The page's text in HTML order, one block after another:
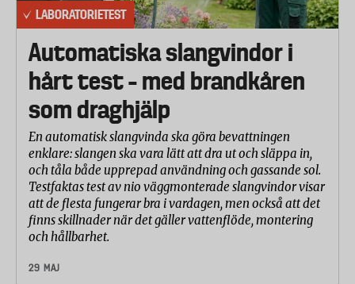
LABORATORIETEST
Automatiska slangvindor i
hårt test – med brandkåren
som draghjälp
En automatisk slangvinda ska göra bevattningen
enklare: slangen ska vara lätt att dra ut och släppa in,
och tåla både upprepad användning och gassande sol.
Testfaktas test av nio väggmonterade slangvindor visar
att de flesta fungerar bra i vardagen, men också att det
finns skillnader när det gäller vattenflöde, montering
och hållbarhet.
29 MAJ